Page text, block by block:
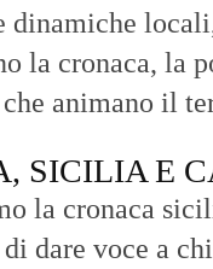
dinamiche
la cronaca, la
animano il
SICILIA E
la cronaca
dare voce a